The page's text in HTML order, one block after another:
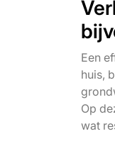
Een
huis,
Op
wat